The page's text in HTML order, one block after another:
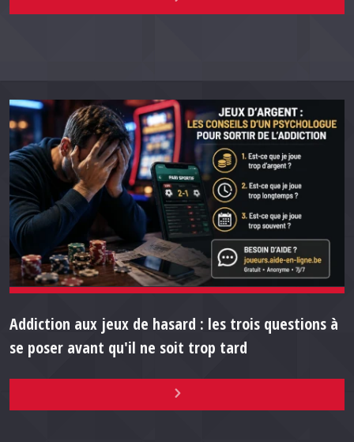
Addiction aux jeux de hasard : les trois questions à
se poser avant qu'il ne soit trop tard